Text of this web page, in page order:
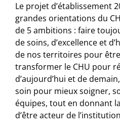
Le projet d’établissement
grandes orientations du
de 5 ambitions : faire
de soins, d’excellence et
de nos territoires pour
transformer le CHU pour
d’aujourd’hui et de
soin pour mieux soigner,
équipes, tout en donnant
d’être acteur de